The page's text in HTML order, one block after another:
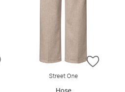
ZUR WUNSCHLISTE HINZUFÜGEN
ZUR
Street One